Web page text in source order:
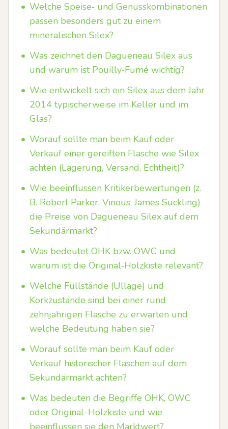
• Welche Speise‑ und Genusskombinationen
passen besonders gut zu einem
mineralischen Silex?
• Was zeichnet den Dagueneau Silex aus
und warum ist Pouilly‑Fumé wichtig?
• Wie entwickelt sich ein Silex aus dem Jahr
2014 typischerweise im Keller und im
Glas?
• Worauf sollte man beim Kauf oder
Verkauf einer gereiften Flasche wie Silex
achten (Lagerung, Versand, Echtheit)?
• Wie beeinflussen Kritikerbewertungen (z.
B. Robert Parker, Vinous, James Suckling)
die Preise von Dagueneau Silex auf dem
Sekundärmarkt?
• Was bedeutet OHK bzw. OWC und
warum ist die Original‑Holzkiste relevant?
• Welche Füllstände (Ullage) und
Korkzustände sind bei einer rund
zehnjährigen Flasche zu erwarten und
welche Bedeutung haben sie?
• Worauf sollte man beim Kauf oder
Verkauf historischer Flaschen auf dem
Sekundärmarkt achten?
• Was bedeuten die Begriffe OHK, OWC
oder Original-Holzkiste und wie
beeinflussen sie den Marktwert?